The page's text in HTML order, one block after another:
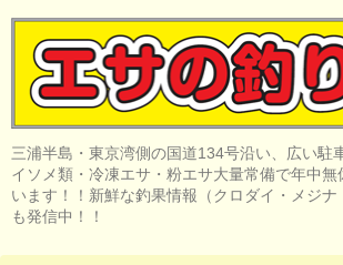
三浦半島・東京湾側の国道134号沿い、広い駐
イソメ類・冷凍エサ・粉エサ大量常備で年中無
います！！新鮮な釣果情報（クロダイ・メジナ
も発信中！！
H O M E
取 扱 商 品
釣 果 情 報